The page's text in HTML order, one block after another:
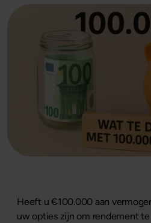
Heeft u €100.000 aan
uw opties zijn om rendement